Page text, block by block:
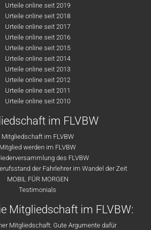
Urteile online seit 2019
Urteile online seit 2018
Urteile online seit 2017
Urteile online seit 2016
Urteile online seit 2015
Urteile online seit 2014
Urteile online seit 2013
Urteile online seit 2012
Urteile online seit 2011
Urteile online seit 2010
im FLVBW
Mitgliedschaft im FLVBW
Mitglied werden im FLVBW
des FLVBW
der Fahrlehrer im Wandel der Zeit
MOBIL FÜR MORGEN
Testimonials
Mitgliedschaft im FLVBW:
Mitgliedschaft: Gute Argumente dafür